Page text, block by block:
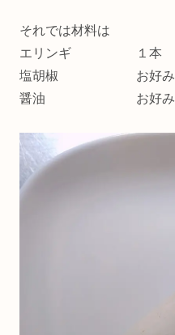
それでは材料は
エリンギ １本
塩胡椒 お好み
醤油 お好み